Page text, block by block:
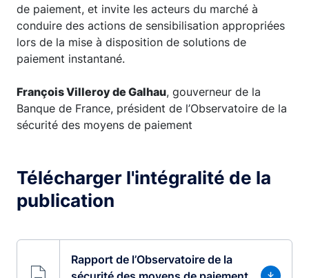
de paiement, et invite les acteurs du marché à
conduire des actions de sensibilisation appropriées
lors de la mise à disposition de solutions de
paiement instantané.
François Villeroy de Galhau, gouverneur de la
Banque de France, président de l’Observatoire de la
sécurité des moyens de paiement
Télécharger l'intégralité de la
publication
Rapport de l’Observatoire de la